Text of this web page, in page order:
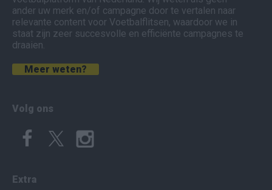
ander uw merk en/of campagne door te vertalen naar
relevante content voor Voetbalflitsen, waardoor we in
staat zijn zeer succesvolle en efficiënte campagnes te
draaien.
Meer weten?
Volg ons
Extra